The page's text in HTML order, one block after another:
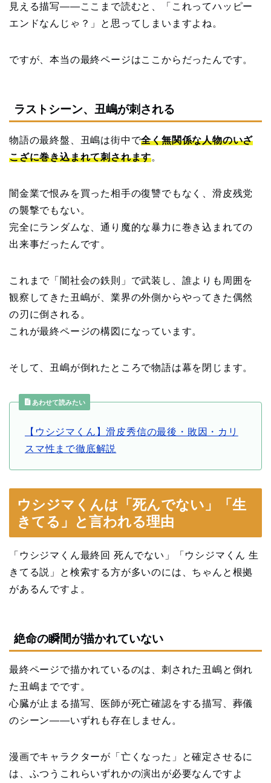
見える描写——ここまで読むと、「これってハッピー
エンドなんじゃ？」と思ってしまいますよね。
ですが、本当の最終ページはここからだったんです。
ラストシーン、丑嶋が刺される
物語の最終盤、丑嶋は街中で全く無関係な人物のいざ
こざに巻き込まれて刺されます。
闇金業で恨みを買った相手の復讐でもなく、滑皮残党
の襲撃でもない。
完全にランダムな、通り魔的な暴力に巻き込まれての
出来事だったんです。
これまで「闇社会の鉄則」で武装し、誰よりも周囲を
観察してきた丑嶋が、業界の外側からやってきた偶然
の刃に倒される。
これが最終ページの構図になっています。
そして、丑嶋が倒れたところで物語は幕を閉じます。
あわせて読みたい
【ウシジマくん】滑皮秀信の最後・敗因・カリ
スマ性まで徹底解説
ウシジマくんは「死んでない」「生
きてる」と言われる理由
「ウシジマくん最終回 死んでない」「ウシジマくん 生
きてる説」と検索する方が多いのには、ちゃんと根拠
があるんですよ。
絶命の瞬間が描かれていない
最終ページで描かれているのは、刺された丑嶋と倒れ
た丑嶋までです。
心臓が止まる描写、医師が死亡確認をする描写、葬儀
のシーン——いずれも存在しません。
漫画でキャラクターが「亡くなった」と確定させるに
は、ふつうこれらいずれかの演出が必要なんですよ